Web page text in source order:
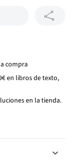
compra
en libros de texto,
en la tienda.